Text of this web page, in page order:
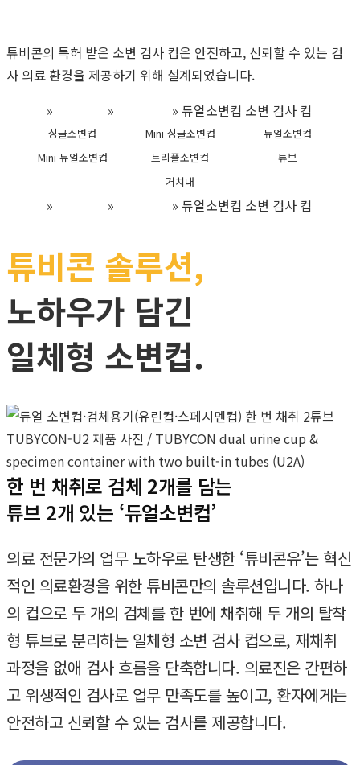
튜비콘의 특허 받은 소변 검사 컵은 안전하고, 신뢰할 수 있는 검
사 의료 환경을 제공하기 위해 설계되었습니다.
» » » 듀얼소변컵 소변 검사 컵
싱글소변컵 Mini 싱글소변컵
듀얼소변컵
Mini 듀얼소변컵
트리플소변컵
튜브
거치대
» » » 듀얼소변컵 소변 검사 컵
튜비콘 솔루션,
노하우가 담긴
일체형 소변컵.
한 번 채취로 검체 2개를 담는
튜브 2개 있는 ‘듀얼소변컵’
의료 전문가의 업무 노하우로 탄생한 ‘튜비콘유’는 혁신
적인 의료환경을 위한 튜비콘만의 솔루션입니다. 하나
의 컵으로 두 개의 검체를 한 번에 채취해 두 개의 탈착
형 튜브로 분리하는 일체형 소변 검사 컵으로, 재채취
과정을 없애 검사 흐름을 단축합니다. 의료진은 간편하
고 위생적인 검사로 업무 만족도를 높이고, 환자에게는
안전하고 신뢰할 수 있는 검사를 제공합니다.